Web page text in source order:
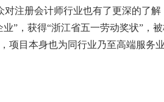
注册会计师行业也有了更深的了解
”， 获得“浙江省五一劳动奖状”，
目本身也为同行业乃至高端服务